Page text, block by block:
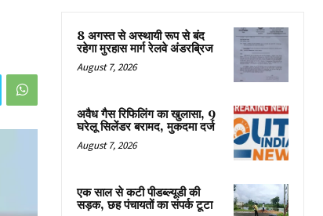
8 अगस्त से अस्थायी रूप से बंद
रहेगा मुरहास मार्ग रेलवे अंडरब्रिज
August 7, 2026
अवैध गैस रिफिलिंग का खुलासा, 9
घरेलू सिलेंडर बरामद, मुकदमा दर्ज
August 7, 2026
एक साल से कटी पीडब्ल्यूडी की
सड़क, छह पंचायतों का संपर्क टूटा